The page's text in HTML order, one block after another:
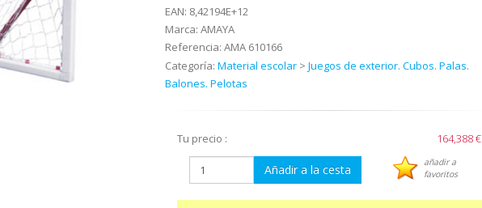
EAN: 8,42194E+12
Marca: AMAYA
Referencia: AMA 610166
Categoría: Material escolar> Juegos de exterior. Cubos. Palas.
Balones. Pelotas
Tu precio : 164,388 €
Añadir a la cesta
añadir a
favoritos